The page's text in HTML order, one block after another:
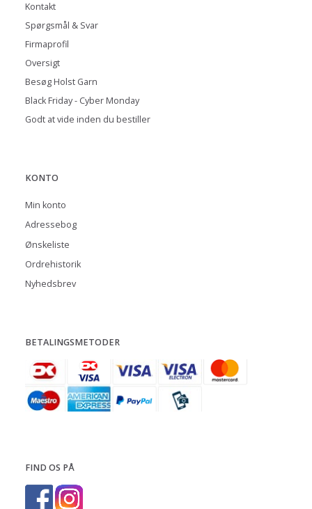
Kontakt
Spørgsmål & Svar
Firmaprofil
Oversigt
Besøg Holst Garn
Black Friday - Cyber Monday
Godt at vide inden du bestiller
KONTO
Min konto
Adressebog
Ønskeliste
Ordrehistorik
Nyhedsbrev
BETALINGSMETODER
FIND OS PÅ